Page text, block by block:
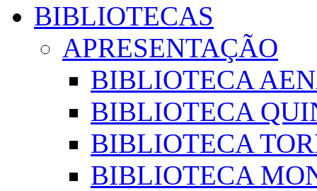
BIBLIOTECAS
APRESENTAÇÃO
BIBLIOTECA
BIBLIOTECA
BIBLIOTECA
BIBLIOTECA